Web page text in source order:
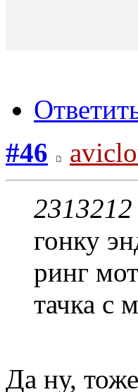
#46
гонку
ринг
тачка с
Да ну,